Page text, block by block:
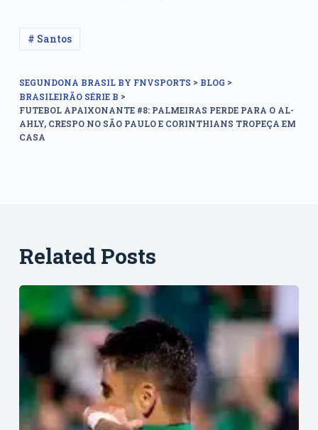
# Santos
SEGUNDONA BRASIL BY FNVSPORTS > BLOG >
BRASILEIRÃO SÉRIE B >
FUTEBOL APAIXONANTE #8: PALMEIRAS PERDE PARA O AL-
AHLY, CRESPO NO SÃO PAULO E CORINTHIANS TROPEÇA EM
CASA
Related Posts